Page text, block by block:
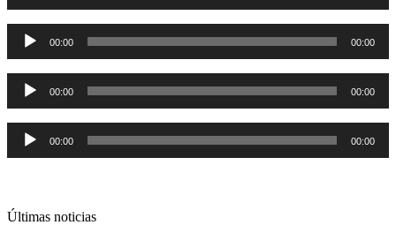
audio
Reproductor
audio
00:00 00:00
Reproductor
audio
00:00 00:00
Reproductor
audio
00:00 00:00
Últimas noticias